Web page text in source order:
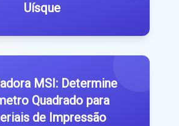
Uísque
MSI: Determine
Quadrado para
de Impressão